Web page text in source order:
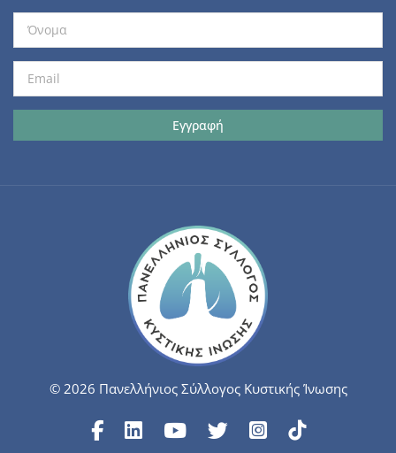
© 2026 Πανελλήνιος Σύλλογος Κυστικής Ίνωσης